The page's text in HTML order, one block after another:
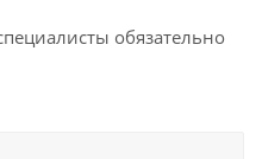
обязательно